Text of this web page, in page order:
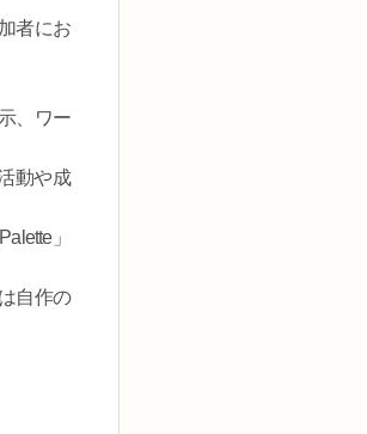
者にお
、ワー
動や成
」
自作の